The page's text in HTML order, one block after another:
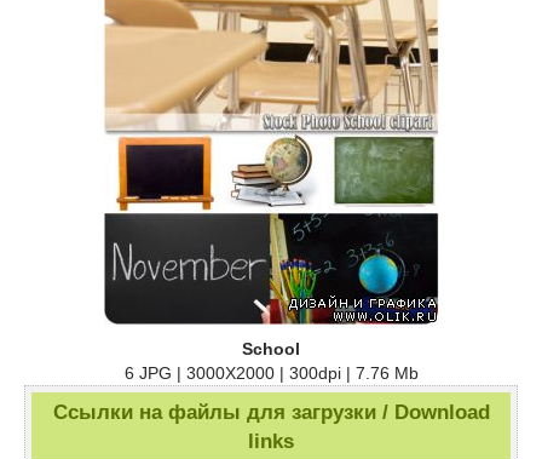
School
6 JPG | 3000X2000 | 300dpi | 7.76 Mb
Ссылки на файлы для загрузки / Download
links